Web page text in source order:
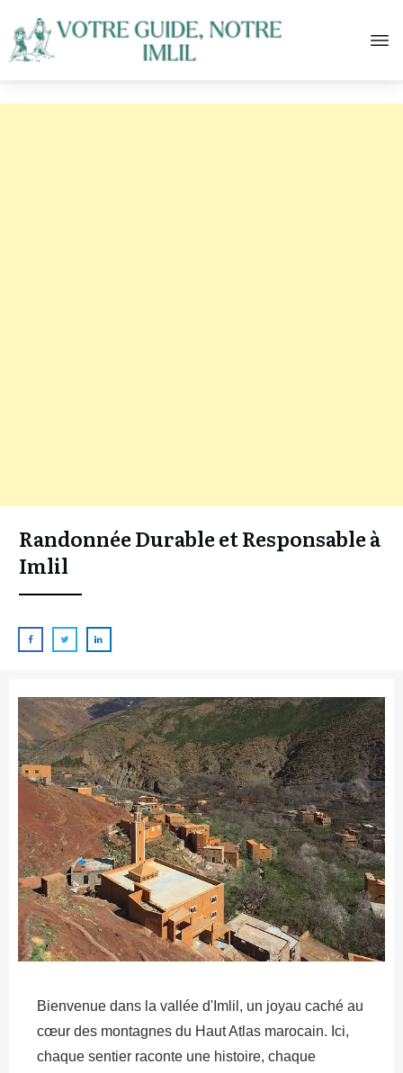
Randonnée Durable et Responsable à
Imlil
Bienvenue dans la vallée d'Imlil, un joyau caché au
cœur des montagnes du Haut Atlas marocain. Ici,
chaque sentier raconte une histoire, chaque